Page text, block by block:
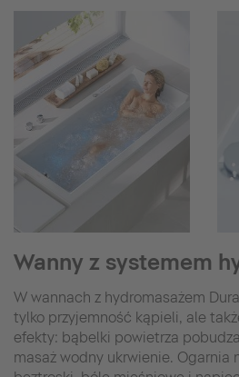
Wanny z systemem
W wannach z hydromasażem
tylko przyjemność kąpieli, ale
efekty: bąbelki powietrza
masaż wodny ukrwienie. Ogarnia